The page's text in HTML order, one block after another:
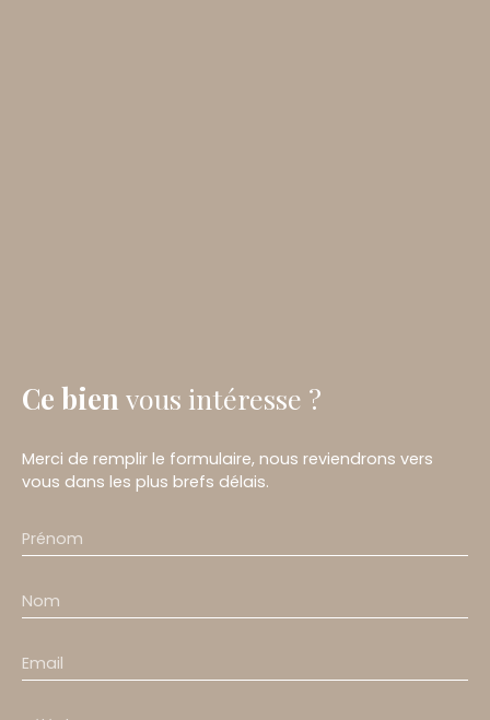
Ce bien vous intéresse ?
Merci de remplir le formulaire, nous reviendrons vers
vous dans les plus brefs délais.
Prénom
Nom
Email